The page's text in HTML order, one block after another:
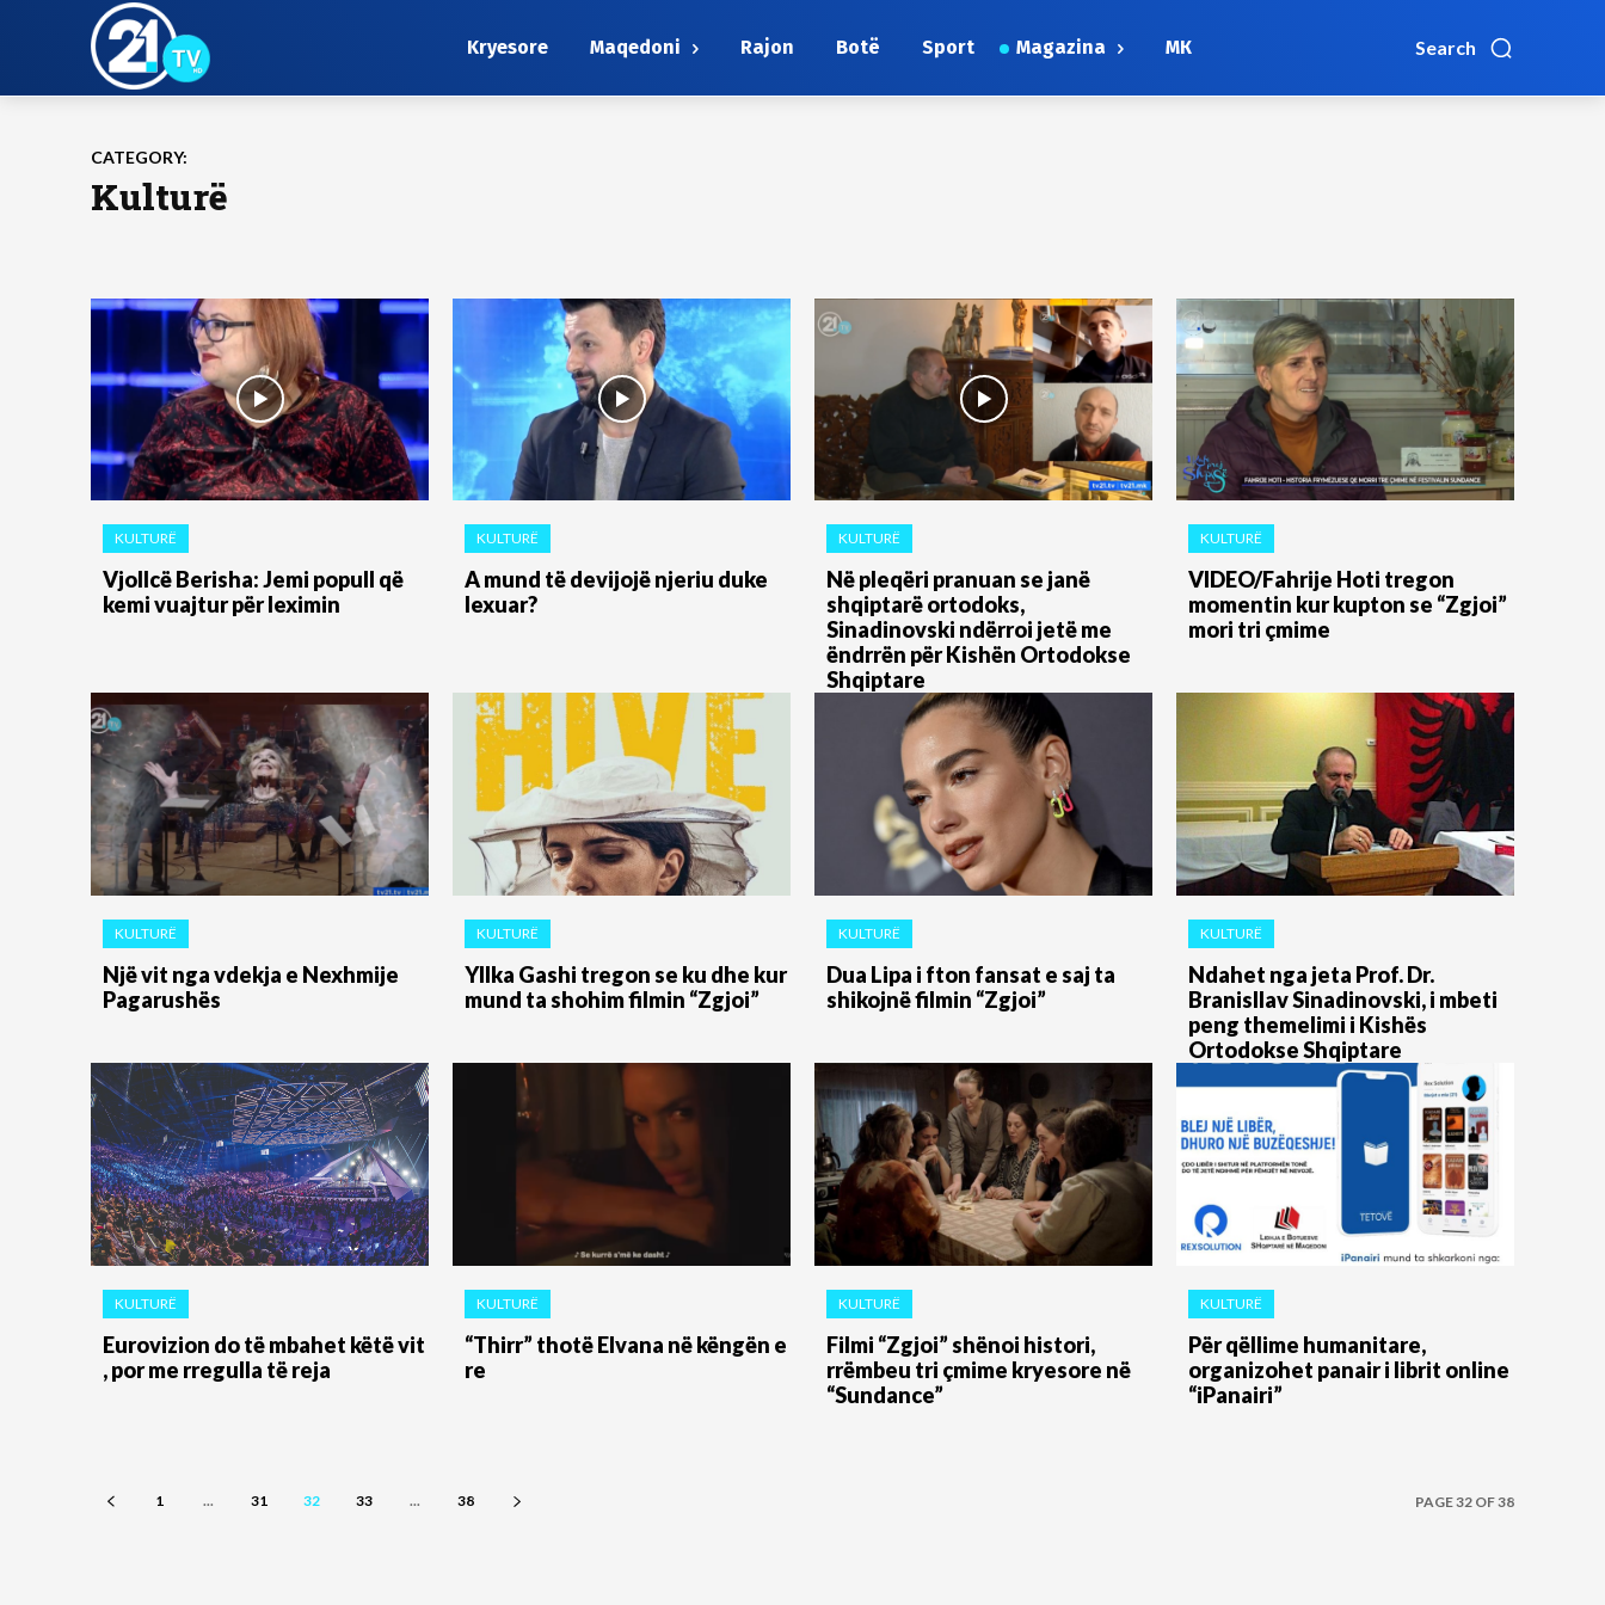
Search
Kryesore Maqedoni Rajon Botë Sport Magazina МК
CATEGORY:
Kulturë
KULTURË
Vjollcë Berisha: Jemi popull që
kemi vuajtur për leximin
KULTURË
A mund të devijojë njeriu duke
lexuar?
KULTURË
Në pleqëri pranuan se janë
shqiptarë ortodoks,
Sinadinovski ndërroi jetë me
ëndrrën për Kishën Ortodokse
Shqiptare
KULTURË
VIDEO/Fahrije Hoti tregon
momentin kur kupton se “Zgjoi”
mori tri çmime
KULTURË
Një vit nga vdekja e Nexhmije
Pagarushës
KULTURË
Yllka Gashi tregon se ku dhe kur
mund ta shohim filmin “Zgjoi”
KULTURË
Dua Lipa i fton fansat e saj ta
shikojnë filmin “Zgjoi”
KULTURË
Ndahet nga jeta Prof. Dr.
Branisllav Sinadinovski, i mbeti
peng themelimi i Kishës
Ortodokse Shqiptare
KULTURË
Eurovizion do të mbahet këtë vit
, por me rregulla të reja
KULTURË
“Thirr” thotë Elvana në këngën e
re
KULTURË
Filmi “Zgjoi” shënoi histori,
rrëmbeu tri çmime kryesore në
“Sundance”
KULTURË
Për qëllime humanitare,
organizohet panair i librit online
“iPanairi”
1 ... 31 32 33 ... 38 PAGE 32 OF 38